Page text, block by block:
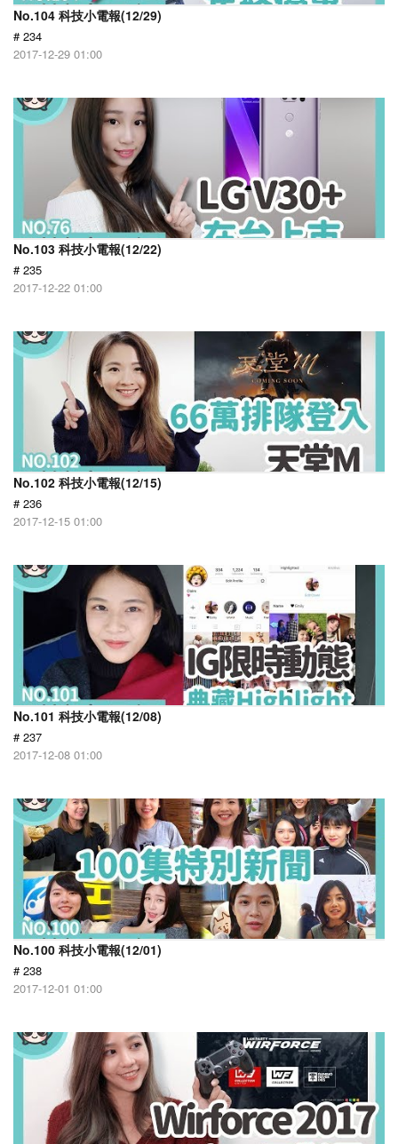
No.104 科技小電報(12/29)
# 234
2017-12-29 01:00
No.103 科技小電報(12/22)
# 235
2017-12-22 01:00
No.102 科技小電報(12/15)
# 236
2017-12-15 01:00
No.101 科技小電報(12/08)
# 237
2017-12-08 01:00
No.100 科技小電報(12/01)
# 238
2017-12-01 01:00